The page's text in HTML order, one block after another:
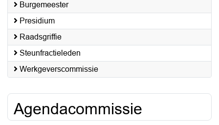
Burgemeester
Presidium
Raadsgriffie
Steunfractieleden
Werkgeverscommissie
Agendacommissie